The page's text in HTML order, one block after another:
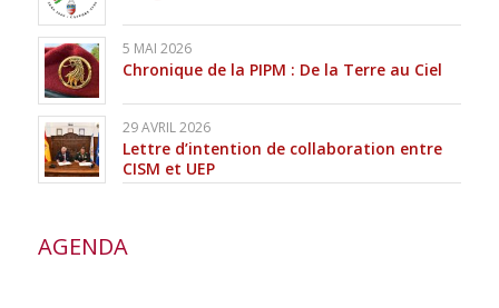
5 MAI 2026
Chronique de la PIPM : De la Terre au Ciel
29 AVRIL 2026
Lettre d’intention de collaboration entre
CISM et UEP
AGENDA